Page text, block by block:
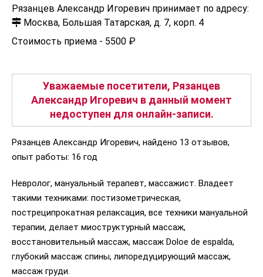
Рязанцев Александр Игоревич принимает по адресу:
Москва, Большая Татарская, д. 7, корп. 4
Стоимость приема - 5500 ₽
Уважаемые посетители, Рязанцев
Александр Игоревич в данный момент
недоступен для онлайн-записи.
Рязанцев Александр Игоревич, найдено 13 отзывов,
опыт работы: 16 год
Невролог, мануальный терапевт, массажист. Владеет
такими техниками: постизометрическая,
постреципрокатная релаксация, все техники мануальной
терапии, делает миоструктурный массаж,
восстановительный массаж, массаж Doloe de espalda,
глубокий массаж спины, липоредуцирующий массаж,
массаж груди.